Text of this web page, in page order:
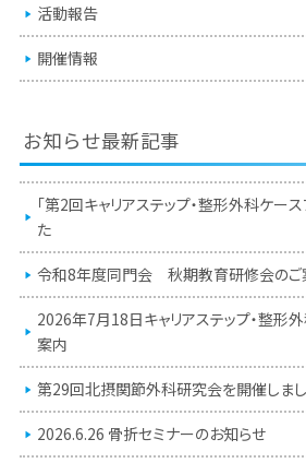
活動報告
開催情報
お知らせ最新記事
「第2回キャリアステップ・整形外科ケー
た
令和8年度同門会 秋期教育研修会のご
2026年7月18日キャリアステップ・整形
案内
第29回北摂関節外科研究会を開催しま
2026.6.26 骨折セミナーのお知らせ